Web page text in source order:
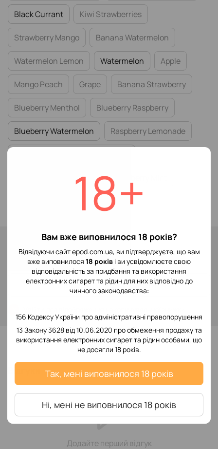
18+
Вам вже виповнилося 18 років?
Відвідуючи сайт epod.com.ua, ви підтверджуєте, що вам
вже виповнилося 18 років і ви усвідомлюєте свою
відповідальність за придбання та використання
електронних сигарет та рідин для них відповідно до
чинного законодавства:
156 Кодексу України про адміністративні правопорушення
13 Закону 3628 від 10.06.2020 про обмеження продажу та
використання електронних сигарет та рідин особами, що
не досягли 18 років.
Так, мені виповнилося 18 років
Ні, мені не виповнилося 18 років
Black Currant Kiwi Strawberries
Strawberry Mango Banana Watermelon
Watermelon Lemon Watermelon Apple
Mango Peach Grape Banana Strawberry
Blueberry Menthol Blueberry Raspberry
Blueberry Watermelon Raspberry Lemonade
Strawberry Dragonfruit
Немає в наявності
299 грн
Повідомити, коли з'явиться
До обраного
Додайте перший відгук